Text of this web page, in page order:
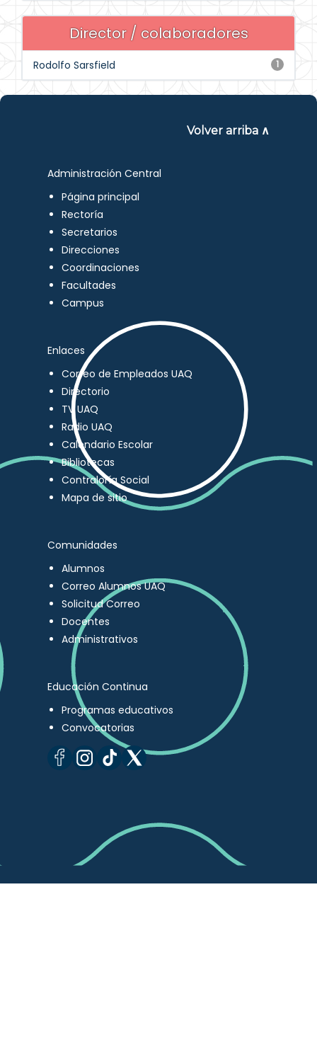
Director / colaboradores
1
Rodolfo Sarsfield
Volver arriba ∧
Administración Central
Página principal
Rectoría
Secretarios
Direcciones
Coordinaciones
Facultades
Campus
Enlaces
Correo de Empleados UAQ
Directorio
TV UAQ
Radio UAQ
Calendario Escolar
Bibliotecas
Contraloría Social
Mapa de sitio
Comunidades
Alumnos
Correo Alumnos UAQ
Solicitud Correo
Docentes
Administrativos
Educación Continua
Programas educativos
Convocatorias